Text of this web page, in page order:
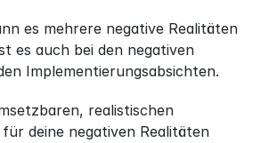
es mehrere negative Realitäten
es auch bei den negativen
Implementierungsabsichten.
realistischen
deine negativen Realitäten